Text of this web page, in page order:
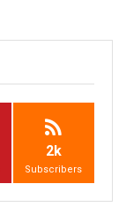
2k
Subscribers